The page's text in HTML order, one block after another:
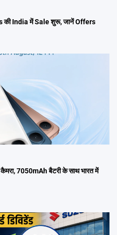
India में Sale शुरू, जानें Offers
7050mAh बैटरी के साथ भारत में